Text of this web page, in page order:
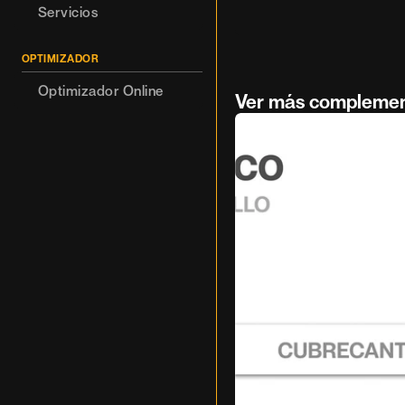
Servicios
OPTIMIZADOR
Optimizador Online Ver más